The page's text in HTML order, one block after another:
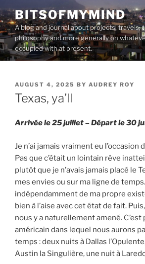
to
content
BITSOFMYMIND
A blog and journal about projects, travels,
philosophy and more generally on
occupied with at present.
POSTED
ON
AUGUST 4, 2025 BY AUDREY ROY
Texas, ya’ll
Arrivée le 25 juillet – Départ le 30
Je n’ai jamais vraiment eu l’occasion
Pas que c’était un lointain rêve
plutôt que je n’avais jamais placé le
mes envies ou sur ma ligne de
indépendamment de ma propre
bien à l’aise avec cet état de fait.
nous y a naturellement amené. C’est
américain dans lequel nous aurons
temps : deux nuits à Dallas
Austin la Singulière, une nuit à